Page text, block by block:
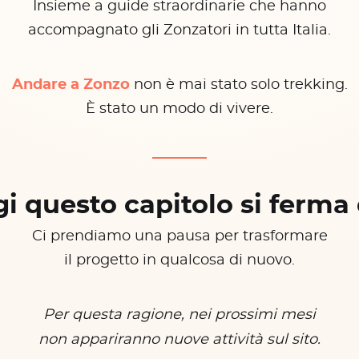
Insieme a guide straordinarie che hanno
accompagnato gli Zonzatori in tutta Italia.
Andare a Zonzonon è mai stato solo trekking.
È stato un modo di vivere.
questo capitolo si ferma
Ci prendiamo una pausa per trasformare
il progetto in qualcosa di nuovo.
Per questa ragione, nei prossimi mesi
non appariranno nuove attività sul sito.